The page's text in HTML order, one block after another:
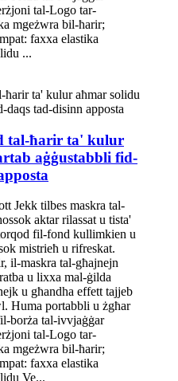
tal-Logo tar-
mgeżwra bil-ħarir;
faxxa elastika
...
tal-ħarir ta' kulur
aġġustabbli fid-
Jekk tilbes maskra tal-
aktar rilassat u tista'
fil-fond kullimkien u
mistrieħ u rifreskat.
il-maskra tal-għajnejn
u lixxa mal-ġilda
u għandha effett tajjeb
Huma portabbli u żgħar
borża tal-ivvjaġġar
tal-Logo tar-
mgeżwra bil-ħarir;
faxxa elastika
Ve...